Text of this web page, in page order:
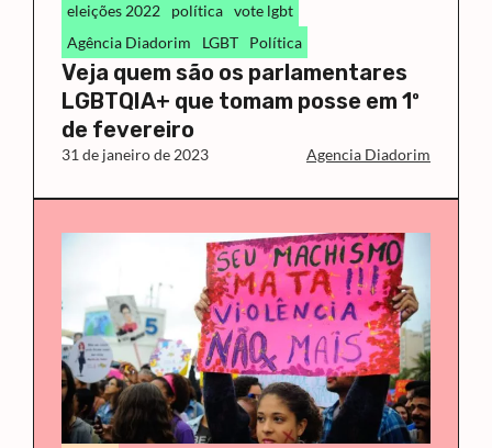
eleições 2022 política vote lgbt
Agência Diadorim
LGBT Política
Veja quem são os parlamentares
LGBTQIA+ que tomam posse em 1º
de fevereiro
31 de janeiro de 2023 Agencia Diadorim